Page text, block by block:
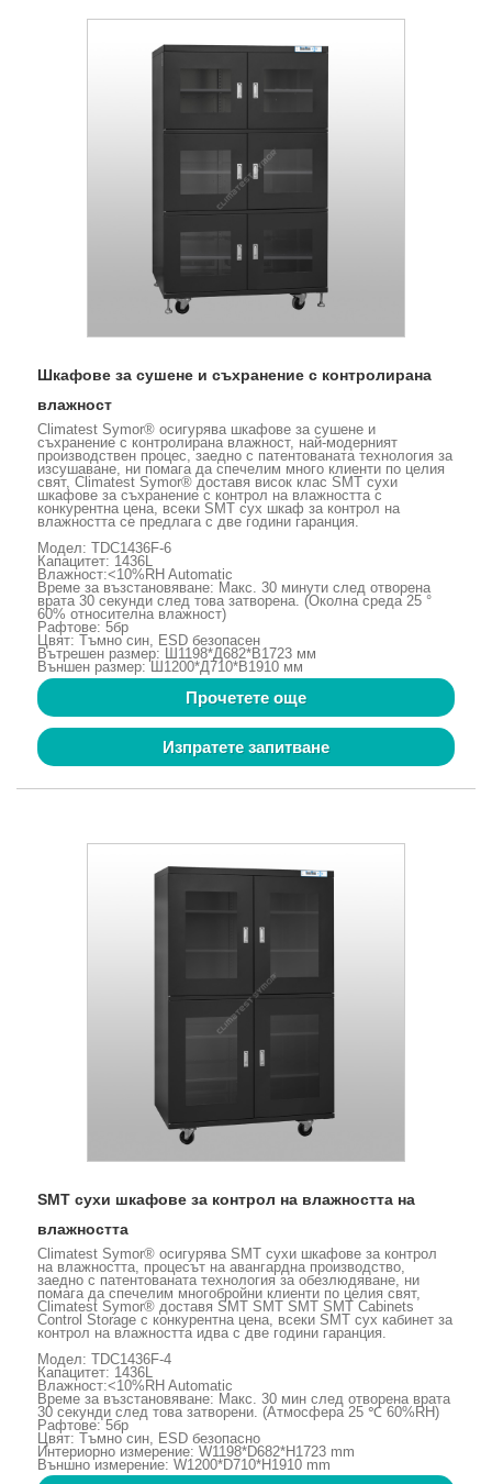
Шкафове за сушене и съхранение с контролирана
влажност
Climatest Symor® осигурява шкафове за сушене и
съхранение с контролирана влажност, най-модерният
производствен процес, заедно с патентованата технология за
изсушаване, ни помага да спечелим много клиенти по целия
свят, Climatest Symor® доставя висок клас SMT сухи
шкафове за съхранение с контрол на влажността с
конкурентна цена, всеки SMT сух шкаф за контрол на
влажността се предлага с две години гаранция.
Модел: TDC1436F-6
Капацитет: 1436L
Влажност:<10%RH Automatic
Време за възстановяване: Макс. 30 минути след отворена
врата 30 секунди след това затворена. (Околна среда 25 °
60% относителна влажност)
Рафтове: 5бр
Цвят: Тъмно син, ESD безопасен
Вътрешен размер: Ш1198*Д682*В1723 мм
Външен размер: Ш1200*Д710*В1910 мм
Прочетете още
Изпратете запитване
SMT сухи шкафове за контрол на влажността на
влажността
Climatest Symor® осигурява SMT сухи шкафове за контрол
на влажността, процесът на авангардна производство,
заедно с патентованата технология за обезлюдяване, ни
помага да спечелим многобройни клиенти по целия свят,
Climatest Symor® доставя SMT SMT SMT SMT Cabinets
Control Storage с конкурентна цена, всеки SMT сух кабинет за
контрол на влажността идва с две години гаранция.
Модел: TDC1436F-4
Капацитет: 1436L
Влажност:<10%RH Automatic
Време за възстановяване: Макс. 30 мин след отворена врата
30 секунди след това затворени. (Атмосфера 25 ℃ 60%RH)
Рафтове: 5бр
Цвят: Тъмно син, ESD безопасно
Интериорно измерение: W1198*D682*H1723 mm
Външно измерение: W1200*D710*H1910 mm